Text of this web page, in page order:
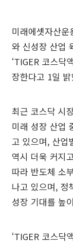
미래에셋자산운
와 신성장 산업
‘TIGER 코스닥
장한다고 1일
최근 코스닥 시
미래 성장 산업
고 있으며, 산업
역시 더욱 커지
따라 반도체 소
나고 있으며, 정
성장 기대를 높
‘TIGER 코스닥